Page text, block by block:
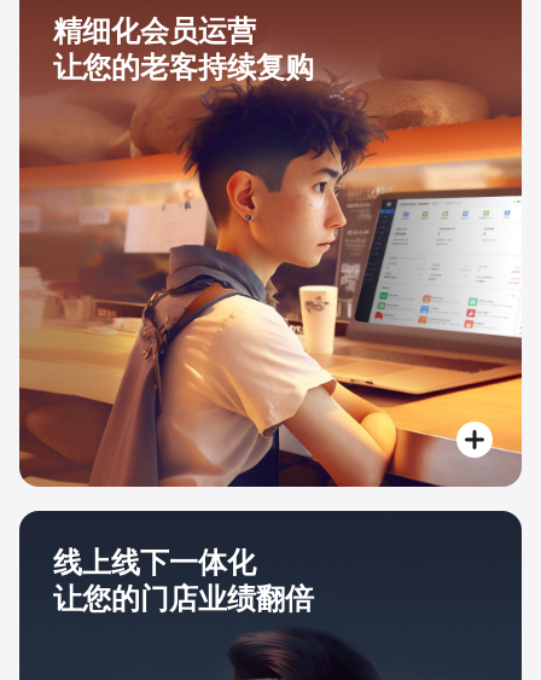
精细化会员运营
让您的老客持续复购
线上线下一体化
让您的门店业绩翻倍